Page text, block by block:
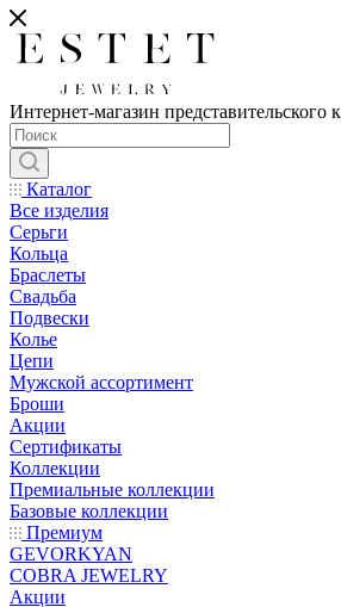
Интернет-магазин представительского
Каталог
Все изделия
Серьги
Кольца
Браслеты
Свадьба
Подвески
Колье
Цепи
Мужской ассортимент
Броши
Акции
Сертификаты
Коллекции
Премиальные коллекции
Базовые коллекции
Премиум
GEVORKYAN
COBRA JEWELRY
Акции